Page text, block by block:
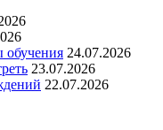
обучения 24.07.2026
23.07.2026
22.07.2026